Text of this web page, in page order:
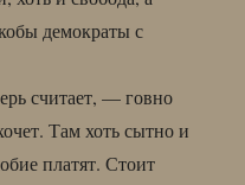
демократы с
считает, — говно
Там хоть сытно и
платят. Стоит